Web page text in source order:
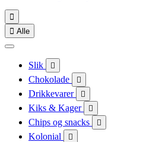

 Alle
Slik 
Chokolade 
Drikkevarer 
Kiks & Kager 
Chips og snacks 
Kolonial 